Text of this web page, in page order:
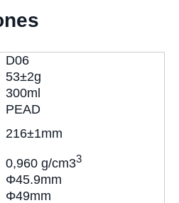
D06
53±2g
300ml
PEAD
216±1mm
0,960 g/cm33
Φ45.9mm
Φ49mm